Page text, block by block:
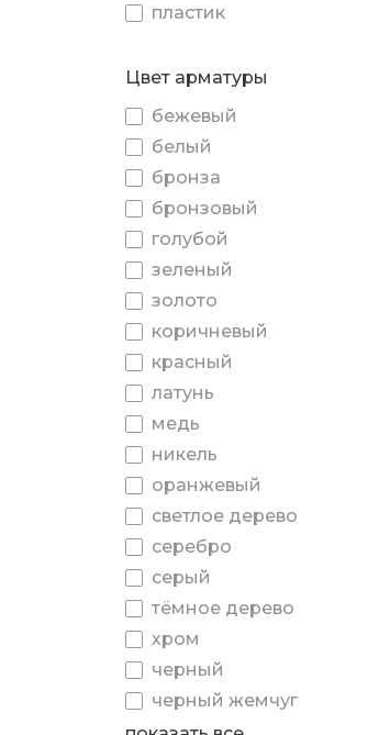
пластик
Цвет арматуры
бежевый
белый
бронза
бронзовый
голубой
зеленый
золото
коричневый
красный
латунь
медь
никель
оранжевый
светлое дерево
серебро
серый
тёмное дерево
хром
черный
черный жемчуг